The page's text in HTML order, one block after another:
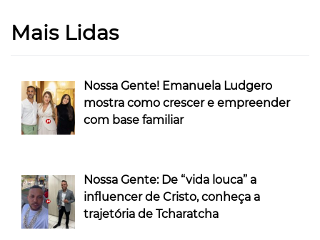
Mais Lidas
Nossa Gente! Emanuela Ludgero
mostra como crescer e empreender
com base familiar
Nossa Gente: De “vida louca” a
influencer de Cristo, conheça a
trajetória de Tcharatcha